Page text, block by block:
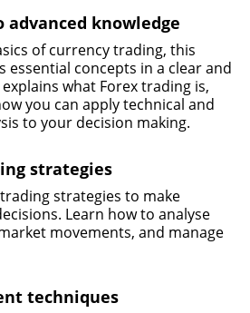
knowledge
of currency trading, this
essential concepts in a clear and
what Forex trading is,
you can apply technical and
to your decision making.
strategies
strategies to make
Learn how to analyse
movements, and manage
techniques